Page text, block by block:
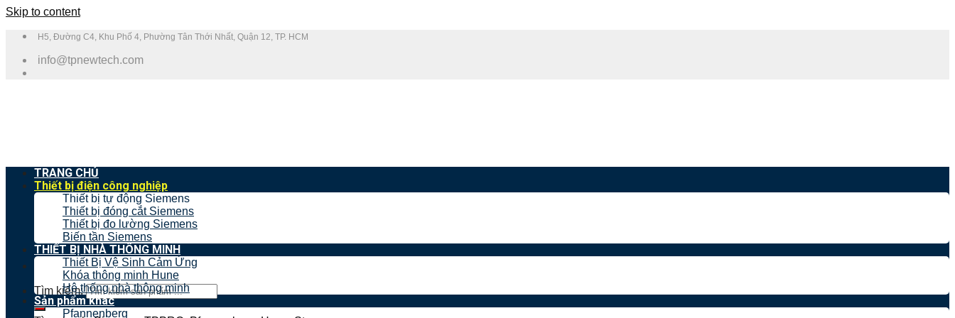
Skip to content
H5, Đường C4, Khu Phố 4, Phường Tân Thới Nhất, Quận 12, TP. HCM
info@tpnewtech.com
Tìm kiếm:
TRANG CHỦ
Thiết bị điện công nghiệp
Thiết bị tự động Siemens
Thiết bị đóng cắt Siemens
Thiết bị đo lường Siemens
Biến tần Siemens
THIẾT BỊ NHÀ THÔNG MINH
Thiết Bị Vệ Sinh Cảm Ứng
Khóa thông minh Hune
Hệ thống nhà thông minh
Sản phẩm khác
Pfannenberg